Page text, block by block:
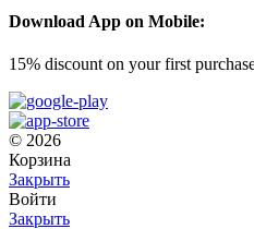
Download App on Mobile:
15% discount on your first
© 2026
Корзина
Закрыть
Войти
Закрыть